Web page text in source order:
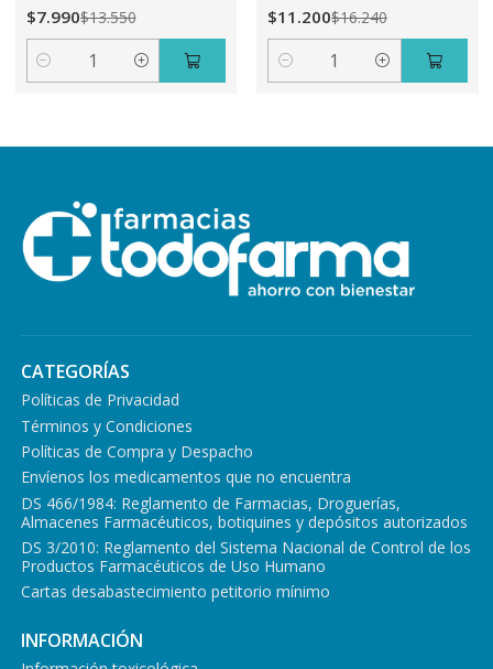
$7.990$13.550
Cantidad
$11.200$16.240
Cantidad
CATEGORÍAS
Políticas de Privacidad
Términos y Condiciones
Políticas de Compra y Despacho
Envíenos los medicamentos que no encuentra
DS 466/1984: Reglamento de Farmacias, Droguerías,
Almacenes Farmacéuticos, botiquines y depósitos autorizados
DS 3/2010: Reglamento del Sistema Nacional de Control de los
Productos Farmacéuticos de Uso Humano
Cartas desabastecimiento petitorio mínimo
INFORMACIÓN